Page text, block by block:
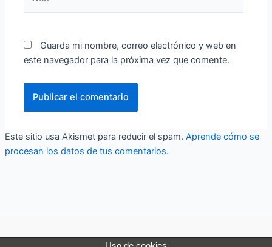
Guarda mi nombre, correo electrónico y web en
este navegador para la próxima vez que comente.
Este sitio usa Akismet para reducir el spam. Aprende cómo se
procesan los datos de tus comentarios.